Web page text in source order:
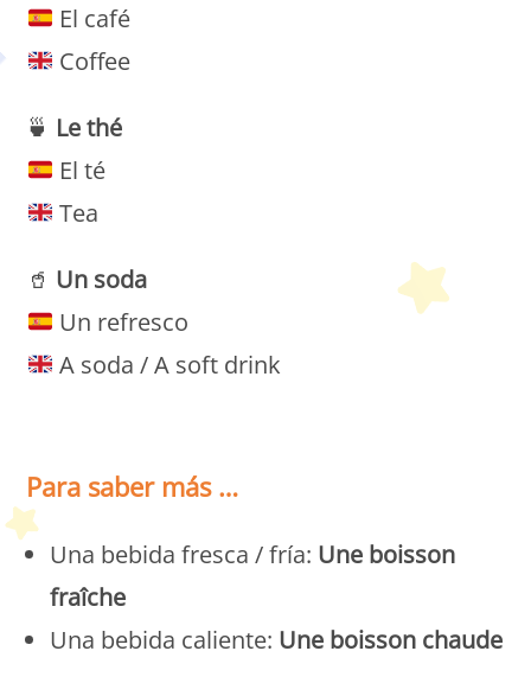
El café
Coffee
🍵 Le thé
El té
Tea
🥤 Un soda
Un refresco
A soda / A soft drink
Para saber más …
Una bebida fresca / fría: Une boisson
fraîche
Una bebida caliente: Une boisson chaude